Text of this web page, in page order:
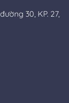
30, KP. 27,